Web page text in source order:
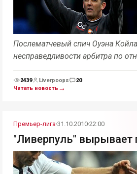
Послематчевый спич Оуэна
несправедливости арбитра по
Просмотры
2439 LiverpoopsКомментарии
20
Читать новость →
Премьер-лига 31.10.2010 22:00
"Ливерпуль" вырывает